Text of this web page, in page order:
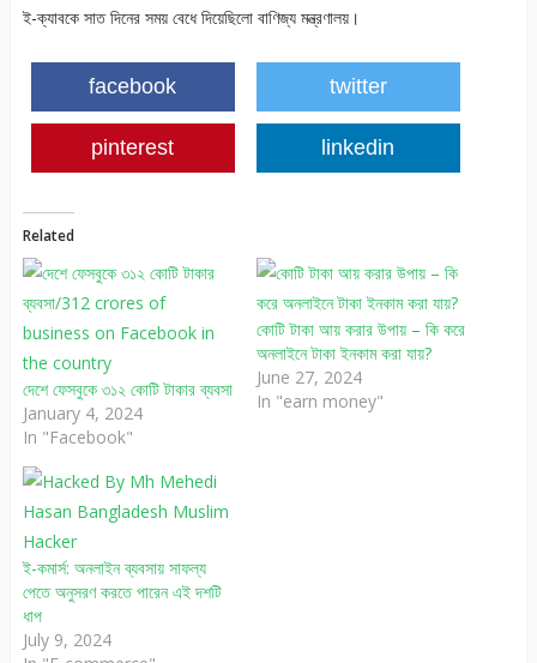
ই-ক্যাবকে সাত দিনের সময় বেধে দিয়েছিলো বাণিজ্য মন্ত্রণালয়।
facebook twitter
pinterest linkedin
Related
দেশে ফেসবুকে ৩১২ কোটি টাকার ব্যবসা
January 4, 2024
In "Facebook"
কোটি টাকা আয় করার উপায় – কি করে
অনলাইনে টাকা ইনকাম করা যায়?
June 27, 2024
In "earn money"
ই-কমার্স: অনলাইন ব্যবসায় সাফল্য
পেতে অনুসরণ করতে পারেন এই দশটি
ধাপ
July 9, 2024